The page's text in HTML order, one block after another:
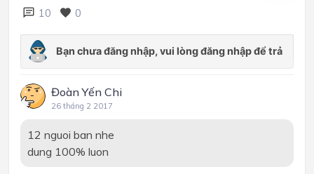
10 0
Đoàn Yến Chi
26 tháng 2 2017
12 nguoi ban nhe
dung 100% luon